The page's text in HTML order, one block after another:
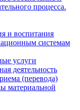
процесса.
и воспитания
системам
услуги
деятельность
(перевода)
материальной